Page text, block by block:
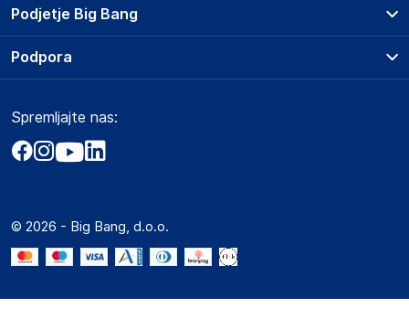
Podjetje Big Bang
O podjetju
Obvestila za javnost
Akt o digitalnih storitvah
Marketplace za partnerje
Novosti
Prodajna mesta
Storitve
Dostava, vnos in odvoz
Zavarovanje izdelkov
Podpora
Marketplace
Kako oddati naročilo?
Spremljajte nas:
© 2026 - Big Bang, d.o.o.